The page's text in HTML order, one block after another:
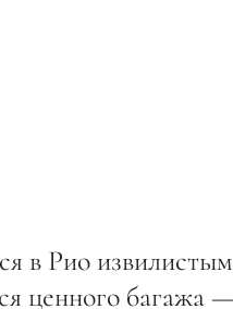
в Рио извилистым
ценного багажа